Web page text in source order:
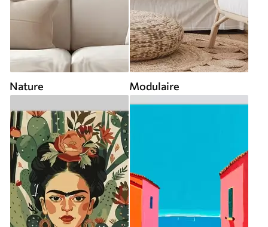
Nature Modulaire